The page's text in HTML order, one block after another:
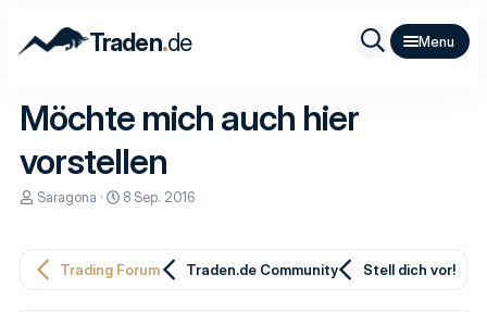
Traden.de
Möchte mich auch hier
vorstellen
E
e
Saragona
E
e
8 Sep. 2016
Trading Forum Traden.de Community Stell dich vor!